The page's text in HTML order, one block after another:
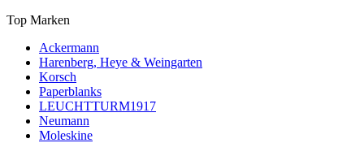
Top Marken
Ackermann
Harenberg, Heye & Weingarten
Korsch
Paperblanks
LEUCHTTURM1917
Neumann
Moleskine